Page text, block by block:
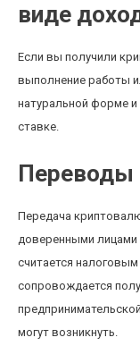
виде
Если вы получили
выполнение работы
натуральной форме
ставке.
Передача
доверенными лицами
считается
сопровождается
могут возникнуть.